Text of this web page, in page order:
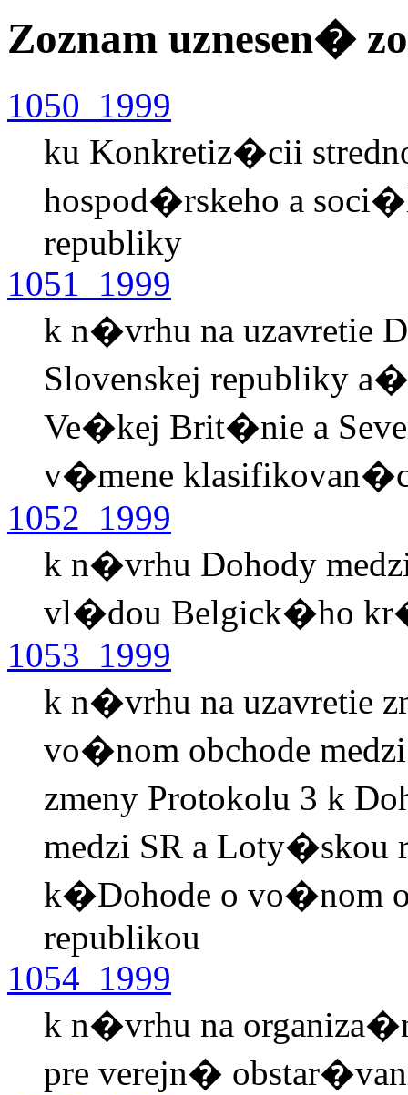
Zoznam uznesen�
1050_1999
ku Konkretiz�cii
hospod�rskeho a
republiky
1051_1999
k n�vrhu na uzavretie
Slovenskej republiky
Ve�kej Brit�nie a
v�mene
1052_1999
k n�vrhu Dohody
vl�dou Belgick�ho
1053_1999
k n�vrhu na uzavretie
vo�nom obchode
zmeny Protokolu 3 k
medzi SR a Loty�skou
k�Dohode o vo�nom
republikou
1054_1999
k n�vrhu na
pre verejn�